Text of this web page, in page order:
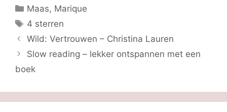
Categorieën
Maas, Marique
Tags
4 sterren
Wild: Vertrouwen – Christina Lauren
Slow reading – lekker ontspannen met een
boek